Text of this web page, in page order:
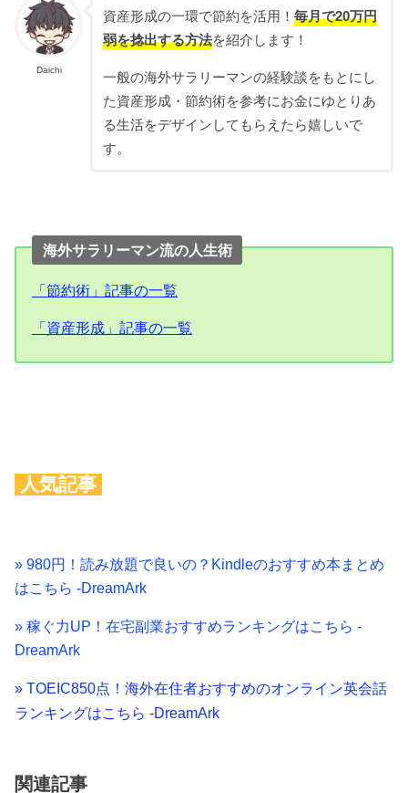
Daichi
資産形成の一環で節約を活用！ 毎月で20万円
弱を捻出する方法を紹介します！
一般の海外サラリーマンの経験談をもとにし
た資産形成・節約術を参考にお金にゆとりあ
る生活をデザインしてもらえたら嬉しいで
す。
海外サラリーマン流の人生術
「節約術」記事の一覧
「資産形成」記事の一覧
人気記事
» 980円！読み放題で良いの？Kindleのおすすめ本まとめ
はこちら -DreamArk
» 稼ぐ力UP！在宅副業おすすめランキングはこちら -
DreamArk
» TOEIC850点！海外在住者おすすめのオンライン英会話
ランキングはこちら -DreamArk
関連記事